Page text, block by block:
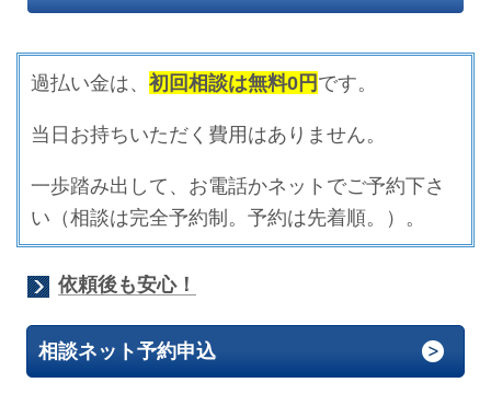
過払い金は、 初回相談は無料0円です。
当日お持ちいただく費用はありません。
一歩踏み出して、お電話かネットでご予約下さ
い（相談は完全予約制。予約は先着順。）。
依頼後も安心！
相談ネット予約申込